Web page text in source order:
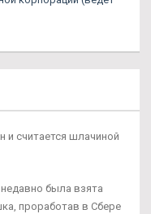
и считается шлачиной
была взята
проработав в Сбере